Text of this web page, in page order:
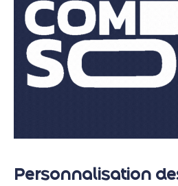
Personnalisation